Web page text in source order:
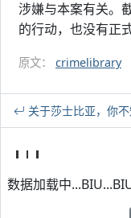
涉嫌与本案有关。
的行动，也没有正
原文： crimelibrary
关于莎士比亚，你
数据加载中